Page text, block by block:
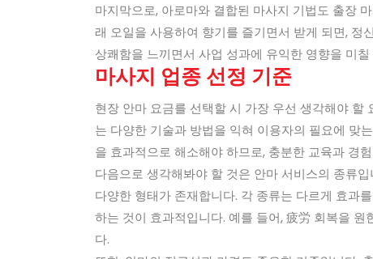
마지막으로, 아로마와 결합된 마사지 기법도 출장
래 오일을 사용하여 향기를 즐기면서 받게 되면, 정
상쾌함을 느끼면서 사업 성과에 유익한 영향을 미칠
마사지 업종 선정 기준
현장 안마 요금를 선택할 시 가장 우선 생각해야
는 다양한 기술과 방법을 익혀 이용자의 필요에 맞
을 효과적으로 해소해야 하므로, 충분한 교육과 경
다음으로 생각해봐야 할 것은 안마 서비스의 종류
다양한 형태가 존재합니다. 각 종류는 다르게 효과
하는 것이 효과적입니다. 예를 들어, 疲労 회복을
다.